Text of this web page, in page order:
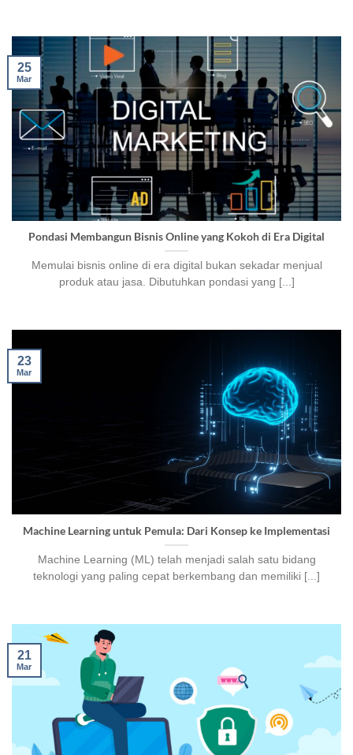
Pondasi Membangun Bisnis Online yang Kokoh di Era Digital
Memulai bisnis online di era digital bukan sekadar menjual
produk atau jasa. Dibutuhkan pondasi yang [...]
25
Mar
Machine Learning untuk Pemula: Dari Konsep ke Implementasi
Machine Learning (ML) telah menjadi salah satu bidang
teknologi yang paling cepat berkembang dan memiliki [...]
23
Mar
21
Mar